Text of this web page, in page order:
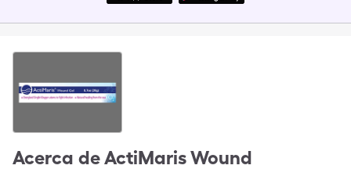
Acerca deActiMaris Wound